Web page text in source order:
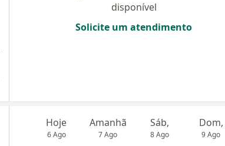
disponível
Solicite um atendimento
Hoje
6 Ago
Amanhã
7 Ago
Sáb,
8 Ago
Dom,
9 Ago